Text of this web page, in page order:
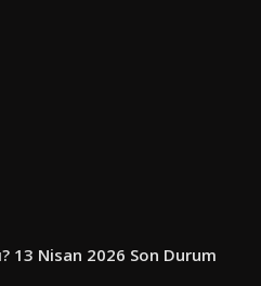
13 Nisan 2026 Son Durum